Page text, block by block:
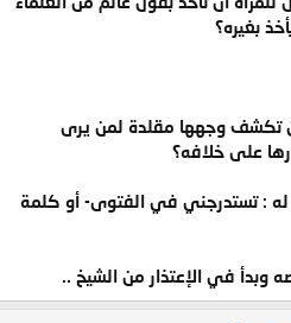
بغيره؟
تكشف وجهها مقلدة لمن يرى
على خلافه؟
: تستدرجني في الفتوى- أو كلمة
في الإعتذار من الشيخ ..